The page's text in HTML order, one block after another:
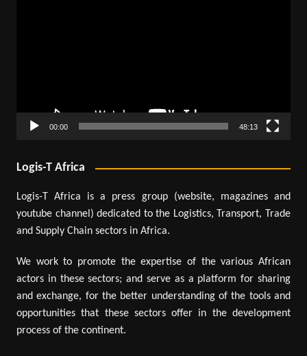
00:00 48:13
Logis-T Africa
Logis-T Africa is a press group (website, magazines and
youtube channel) dedicated to the Logistics, Transport, Trade
and Supply Chain sectors in Africa.
We work to promote the expertise of the various African
actors in these sectors; and serve as a platform for sharing
and exchange, for the better understanding of the tools and
opportunities that these sectors offer in the development
process of the continent.